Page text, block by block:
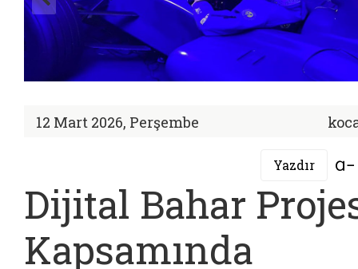
12 Mart 2026, Perşembe
Yazdır
Dijital Bahar
Kapsamında